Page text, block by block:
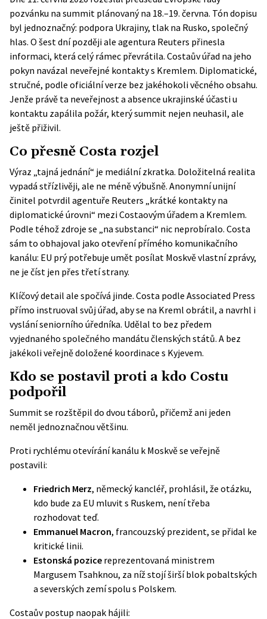
pozvánku na summit plánovaný na 18.–19. června. Tón dopisu
byl jednoznačný: podpora Ukrajiny, tlak na Rusko, společný
hlas. O šest dní později ale agentura Reuters přinesla
informaci, která celý rámec převrátila. Costaův úřad na jeho
pokyn navázal neveřejné kontakty s Kremlem. Diplomatické,
stručné, podle oficiální verze bez jakéhokoli věcného obsahu.
Jenže právě ta neveřejnost a absence ukrajinské účasti u
kontaktu zapálila požár, který summit nejen neuhasil, ale
ještě přiživil.
Co přesně Costa rozjel
Výraz „tajná jednání“ je mediální zkratka. Doložitelná realita
vypadá střízlivěji, ale ne méně výbušně. Anonymní unijní
činitel potvrdil agentuře Reuters „krátké kontakty na
diplomatické úrovni“ mezi Costaovým úřadem a Kremlem.
Podle téhož zdroje se „na substanci“ nic neprobíralo. Costa
sám to obhajoval jako otevření přímého komunikačního
kanálu: EU prý potřebuje umět posílat Moskvě vlastní zprávy,
ne je číst jen přes třetí strany.
Klíčový detail ale spočívá jinde. Costa podle Associated Press
přímo instruoval svůj úřad, aby se na Kreml obrátil, a navrhl i
vyslání seniorního úředníka. Udělal to bez předem
vyjednaného společného mandátu členských států. A bez
jakékoli veřejně doložené koordinace s Kyjevem.
Kdo se postavil proti a kdo Costu
podpořil
Summit se rozštěpil do dvou táborů, přičemž ani jeden
neměl jednoznačnou většinu.
Proti rychlému otevírání kanálu k Moskvě se veřejně
postavili:
Friedrich Merz, německý kancléř, prohlásil, že otázku,
kdo bude za EU mluvit s Ruskem, není třeba
rozhodovat teď.
Emmanuel Macron, francouzský prezident, se přidal ke
kritické linii.
Estonská pozice reprezentovaná ministrem
Margusem Tsahknou, za níž stojí širší blok pobaltských
a severských zemí spolu s Polskem.
Costaův postup naopak hájili: